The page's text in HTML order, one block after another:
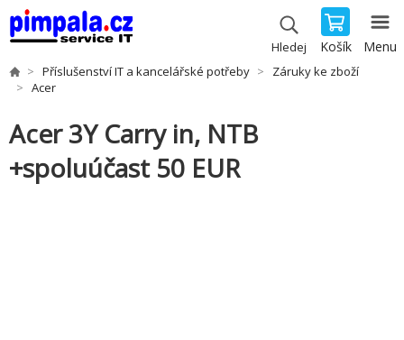
Hledej Košík Menu
Příslušenství IT a kancelářské potřeby
Záruky ke zboží
Acer
Acer 3Y Carry in, NTB
+spoluúčast 50 EUR